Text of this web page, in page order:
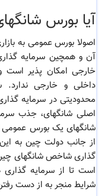
آیا بورس
اصولا بورس عمومی به
آن و همچین سرمایه
خارجی امکان پذیر است
داخلی و خارجی
محدودیتی در سرمایه
اصلی شانگهای، جذب
شانگهای یک بورس
از جانب دولت چین به این
گذاری شاخص شانگهای
است تا از سرمایه گذاری
شرایط منجر به از دست